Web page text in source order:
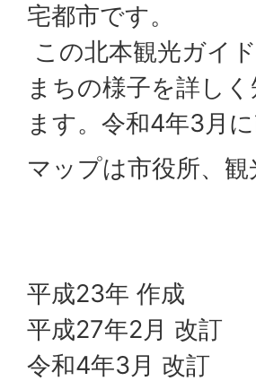
宅都市です。
この北本観光ガイ
まちの様子を詳し
ます。令和4年3月
マップは市役所、
平成23年 作成
平成27年2月 改訂
令和4年3月 改訂